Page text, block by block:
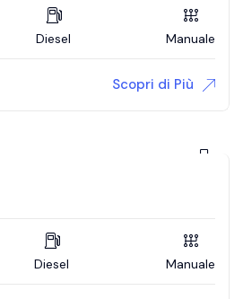
Diesel Manuale
Scopri di Più
Diesel Manuale